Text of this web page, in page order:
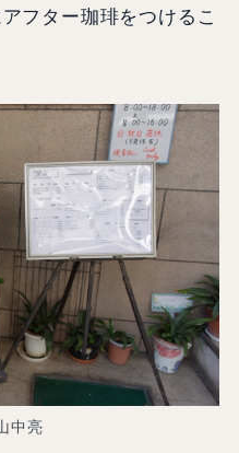
フター珈琲をつけるこ
中亮